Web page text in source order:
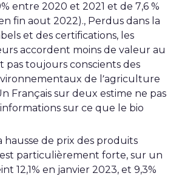
entre 2020 et 2021 et de 7,6 %
fin aout 2022)., Perdus dans la
et des certifications, les
accordent moins de valeur au
pas toujours conscients des
de l’agriculture
Français sur deux estime ne pas
sur ce que le bio
hausse de prix des produits
particulièrement forte, sur un
12,1% en janvier 2023, et 9,3%